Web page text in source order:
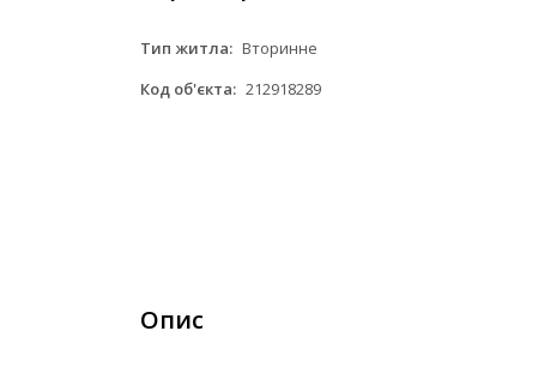
Тип житла: Вторинне
Код об'єкта: 212918289
Опис